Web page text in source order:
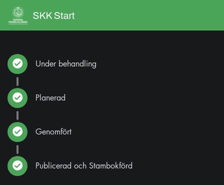
Under behandling
Planerad
Genomfört
Publicerad och Stambokförd